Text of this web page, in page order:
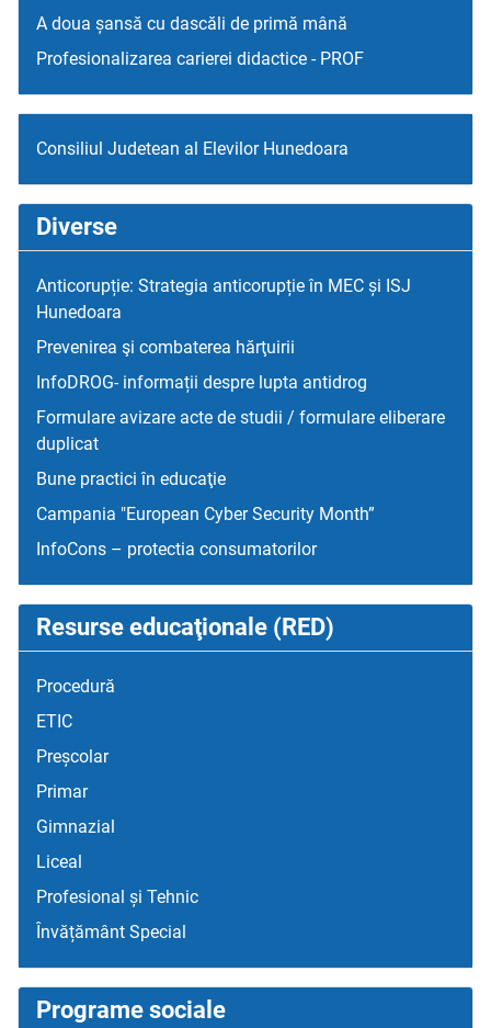
A doua șansă cu dascăli de primă mână
Profesionalizarea carierei didactice - PROF
Consiliul Judetean al Elevilor Hunedoara
Diverse
Anticorupție: Strategia anticorupție în MEC și ISJ
Hunedoara
Prevenirea şi combaterea hărţuirii
InfoDROG- informații despre lupta antidrog
Formulare avizare acte de studii / formulare eliberare
duplicat
Bune practici în educaţie
Campania "European Cyber Security Month”
InfoCons – protectia consumatorilor
Resurse educaţionale (RED)
Procedură
ETIC
Preșcolar
Primar
Gimnazial
Liceal
Profesional și Tehnic
Învățământ Special
Programe sociale